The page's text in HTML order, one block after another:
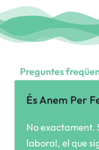
Preguntes
És Anem Per
No exactament.
laboral, el que